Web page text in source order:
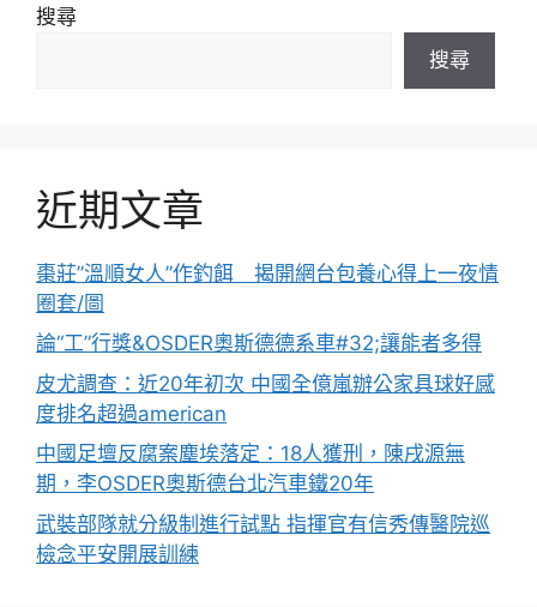
搜尋
搜尋
近期文章
棗莊”溫順女人”作釣餌 揭開網台包養心得上一夜情
圈套/圖
論“工”行獎&OSDER奧斯德德系車#32;讓能者多得
皮尤調查：近20年初次 中國全億嵐辦公家具球好感
度排名超過american
中國足壇反腐案塵埃落定：18人獲刑，陳戌源無
期，李OSDER奧斯德台北汽車鐵20年
武裝部隊就分級制進行試點 指揮官有信秀傳醫院巡
檢念平安開展訓練